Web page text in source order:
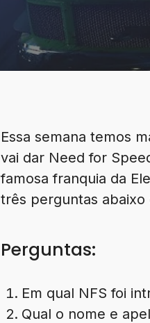
Essa semana temos
vai dar Need for
famosa franquia da
três perguntas
Perguntas:
Em qual NFS foi
Qual o nome e